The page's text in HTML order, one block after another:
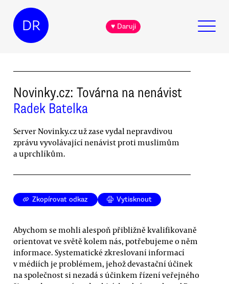
DR ♥ Daruji
Novinky.cz: Továrna na nenávist
Radek Batelka
Server Novinky.cz už zase vydal nepravdivou
zprávu vyvolávající nenávist proti muslimům
a uprchlíkům.
Zkopírovat odkaz Vytisknout
Abychom se mohli alespoň přibližně kvalifikovaně
orientovat ve světě kolem nás, potřebujeme o něm
informace. Systematické zkreslovaní informací
v médiích je problémem, jehož devastační účinek
na společnost si nezadá s účinkem řízení veřejného